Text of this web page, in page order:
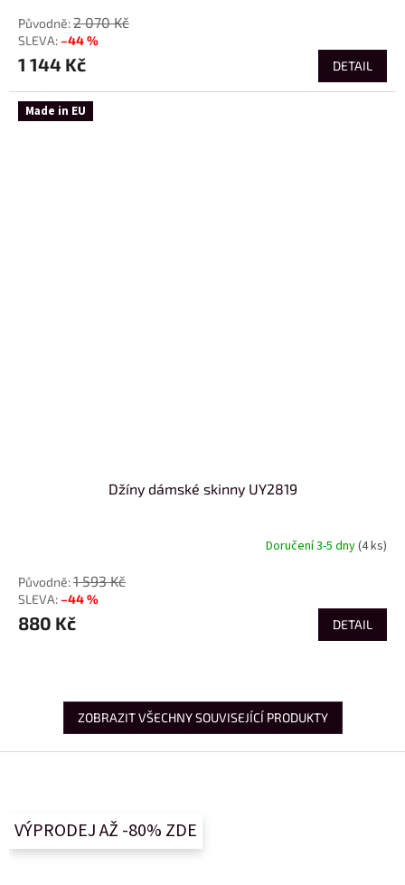
2 070 Kč
–44 %
1 144 Kč DETAIL
Made in EU
Džíny dámské skinny UY2819
Doručení 3-5 dny(4 ks)
1 593 Kč
–44 %
880 Kč DETAIL
ZOBRAZIT VŠECHNY SOUVISEJÍCÍ PRODUKTY
VÝPRODEJ AŽ -80% ZDE